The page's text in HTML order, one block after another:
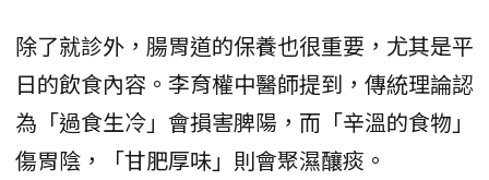
除了就診外，腸胃道的保養也很重要，尤其是平
日的飲食內容。李育權中醫師提到，傳統理論認
為「過食生冷」會損害脾陽，而「辛溫的食物」
傷胃陰，「甘肥厚味」則會聚濕釀痰。